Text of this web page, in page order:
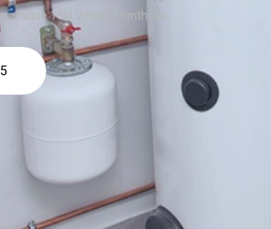
150l Vétraz Monthoux